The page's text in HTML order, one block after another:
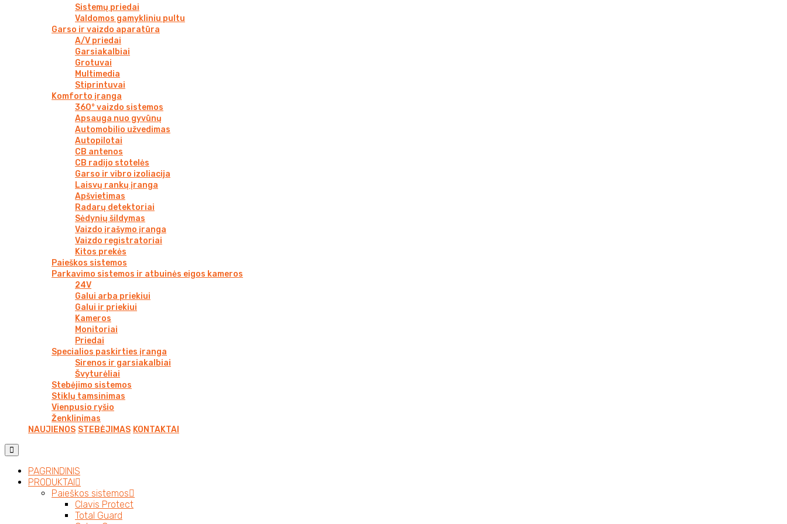
Sistemų priedai
Valdomos gamykliniu pultu
Garso ir vaizdo aparatūra
A/V priedai
Garsiakalbiai
Grotuvai
Multimedia
Stiprintuvai
Komforto įranga
360° vaizdo sistemos
Apsauga nuo gyvūnų
Automobilio užvedimas
Autopilotai
CB antenos
CB radijo stotelės
Garso ir vibro izoliacija
Laisvų rankų įranga
Apšvietimas
Radarų detektoriai
Sėdynių šildymas
Vaizdo įrašymo įranga
Vaizdo registratoriai
Kitos prekės
Paieškos sistemos
Parkavimo sistemos ir atbuinės eigos kameros
24V
Galui arba priekiui
Galui ir priekiui
Kameros
Monitoriai
Priedai
Specialios paskirties įranga
Sirenos ir garsiakalbiai
Švyturėliai
Stebėjimo sistemos
Stiklų tamsinimas
Vienpusio ryšio
Ženklinimas
NAUJIENOS STEBĖJIMAS KONTAKTAI
PAGRINDINIS
PRODUKTAI
Paieškos sistemos
Clavis Protect
Total Guard